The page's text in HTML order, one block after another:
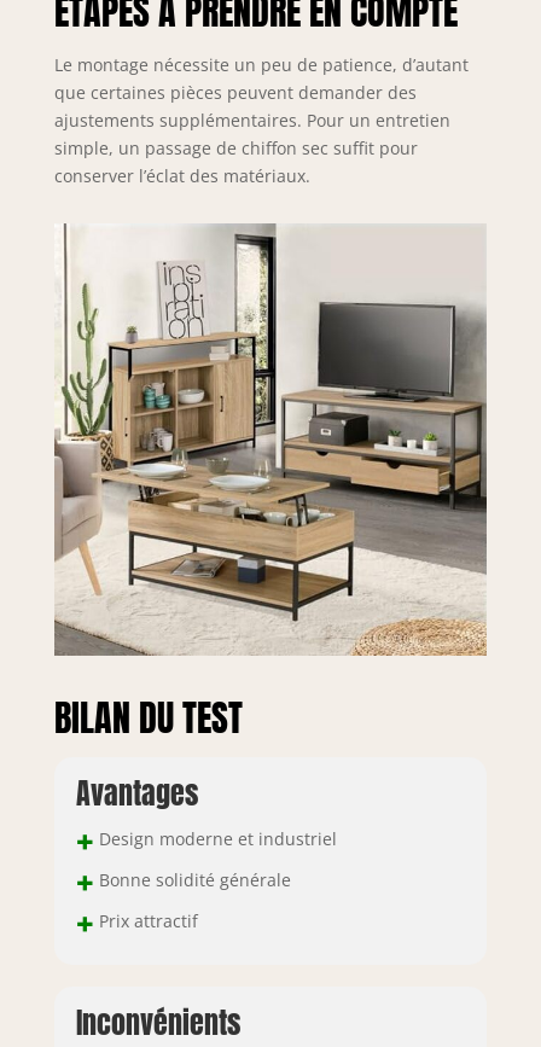
ÉTAPES À PRENDRE EN COMPTE
Le montage nécessite un peu de patience, d’autant
que certaines pièces peuvent demander des
ajustements supplémentaires. Pour un entretien
simple, un passage de chiffon sec suffit pour
conserver l’éclat des matériaux.
BILAN DU TEST
Avantages
+ Design moderne et industriel
+ Bonne solidité générale
+ Prix attractif
Inconvénients